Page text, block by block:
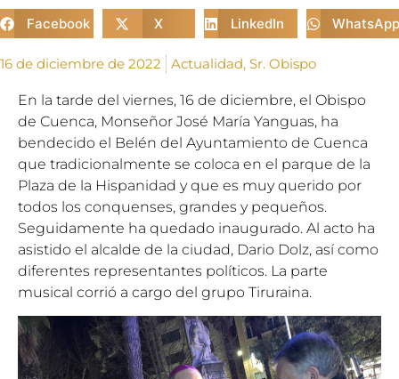
Facebook X LinkedIn WhatsApp
16 de diciembre de 2022 Actualidad, Sr. Obispo
En la tarde del viernes, 16 de diciembre, el Obispo
de Cuenca, Monseñor José María Yanguas, ha
bendecido el Belén del Ayuntamiento de Cuenca
que tradicionalmente se coloca en el parque de la
Plaza de la Hispanidad y que es muy querido por
todos los conquenses, grandes y pequeños.
Seguidamente ha quedado inaugurado. Al acto ha
asistido el alcalde de la ciudad, Dario Dolz, así como
diferentes representantes políticos. La parte
musical corrió a cargo del grupo Tiruraina.